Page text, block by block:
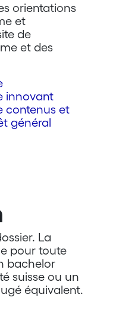
orientations
et
de
et des
innovant
contenus et
général
La
pour toute
bachelor
suisse ou un
équivalent.